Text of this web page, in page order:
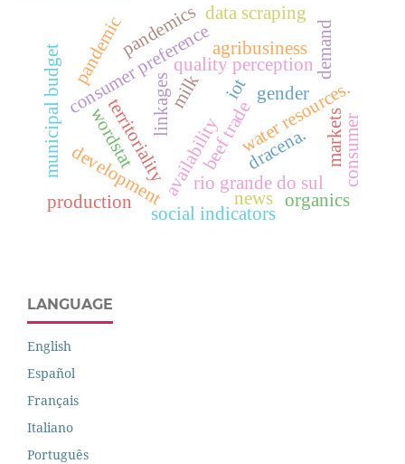
consumer preferencequality perception
beef tradedracena.
demand
availability water resources.
iot
linkages
rio grande do sul
territoriality
gender
development
milk
pandemic
production
municipal budget
social indicators
agribusiness
wordstat
pandemics data scraping
news
markets
organics
consumer
LANGUAGE
English
Español
Français
Italiano
Português